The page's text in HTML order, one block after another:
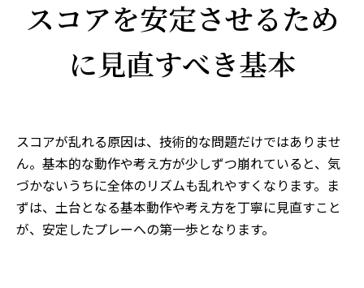
スコアを安定させるため
に見直すべき基本
スコアが乱れる原因は、技術的な問題だけではありませ
ん。基本的な動作や考え方が少しずつ崩れていると、気
づかないうちに全体のリズムも乱れやすくなります。ま
ずは、土台となる基本動作や考え方を丁寧に見直すこと
が、安定したプレーへの第一歩となります。